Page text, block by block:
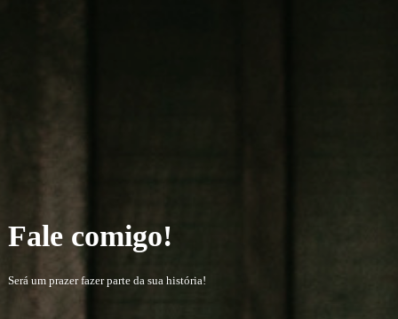
Fale comigo!
Será um prazer fazer parte da sua história!